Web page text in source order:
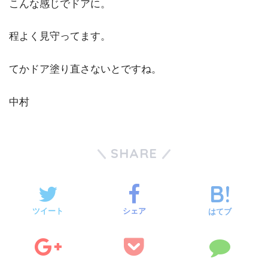
こんな感じでドアに。
程よく見守ってます。
てかドア塗り直さないとですね。
中村
SHARE
ツイート シェア はてブ